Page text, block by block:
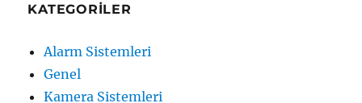
KATEGORILER
Alarm Sistemleri
Genel
Kamera Sistemleri